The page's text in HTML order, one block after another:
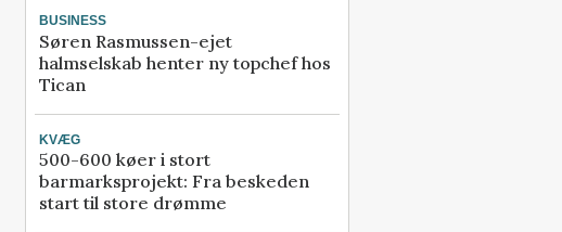
BUSINESS
Søren Rasmussen-ejet
halmselskab henter ny topchef hos
Tican
KVÆG
500-600 køer i stort
barmarksprojekt: Fra beskeden
start til store drømme